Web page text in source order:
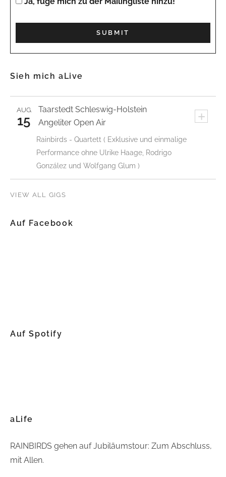
Sieh mich aLive
Taarstedt Schleswig-Holstein +
AUG.
15 Angeliter Open Air
Rainbirds - Quartett ( Exklusive und einmalige
Performance ohne Ulrike Haage, Rodrigo
González und Wolfgang Glum )
VIEW ALL GIGS
Auf Facebook
Auf Spotify
aLife
RAINBIRDS gehen auf Jubiläumstour: Zum Abschluss,
mit Allen.